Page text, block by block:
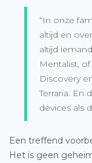
“In onze
altijd en
altijd
Mentalist,
Discovery
Terraria. En
devices als
Een treffend
Het is geen